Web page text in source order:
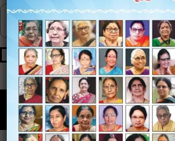
Save my name, email, and
the next time I comment.